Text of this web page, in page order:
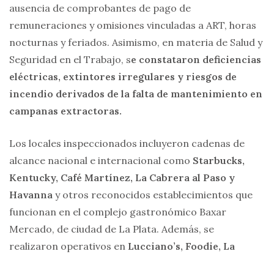
ausencia de comprobantes de pago de
remuneraciones y omisiones vinculadas a ART, horas
nocturnas y feriados. Asimismo, en materia de Salud y
Seguridad en el Trabajo, se constataron deficiencias
eléctricas, extintores irregulares y riesgos de
incendio derivados de la falta de mantenimiento en
campanas extractoras.
Los locales inspeccionados incluyeron cadenas de
alcance nacional e internacional como Starbucks,
Kentucky, Café Martínez, La Cabrera al Paso y
Havanna y otros reconocidos establecimientos que
funcionan en el complejo gastronómico Baxar
Mercado, de ciudad de La Plata. Además, se
realizaron operativos en Lucciano’s, Foodie, La